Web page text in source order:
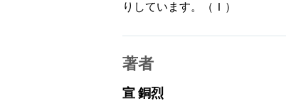
りしています。（Ｉ）
著者
宣 銅烈